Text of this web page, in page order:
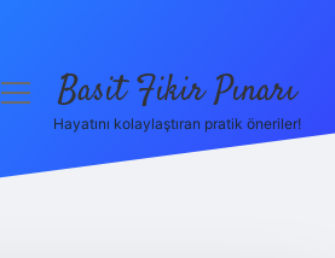
menüyüBasit Fikir Pınarı
Hayatını kolaylaştıran pratik öneriler!